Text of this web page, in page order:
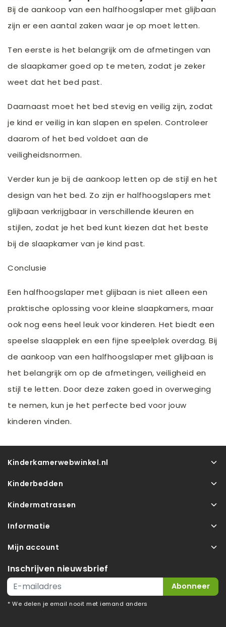
Bij de aankoop van een halfhoogslaper met glijbaan
zijn er een aantal zaken waar je op moet letten.
Ten eerste is het belangrijk om de afmetingen van
de slaapkamer goed op te meten, zodat je zeker
weet dat het bed past.
Daarnaast moet het bed stevig en veilig zijn, zodat
je kind er veilig in kan slapen en spelen. Controleer
daarom of het bed voldoet aan de
veiligheidsnormen.
Verder kun je bij de aankoop letten op de stijl en het
design van het bed. Zo zijn er halfhoogslapers met
glijbaan verkrijgbaar in verschillende kleuren en
stijlen, zodat je het bed kunt kiezen dat het beste
bij de slaapkamer van je kind past.
Conclusie
Een halfhoogslaper met glijbaan is niet alleen een
praktische oplossing voor kleine slaapkamers, maar
ook nog eens heel leuk voor kinderen. Het biedt een
speelse slaapplek en een fijne speelplek overdag. Bij
de aankoop van een halfhoogslaper met glijbaan is
het belangrijk om op de afmetingen, veiligheid en
stijl te letten. Door deze zaken goed in overweging
te nemen, kun je het perfecte bed voor jouw
kinderen vinden.
Kinderkamerwebwinkel.nl
Kinderbedden
Kindermatrassen
Informatie
Mijn account
Inschrijven nieuwsbrief
Abonneer
* We delen je email nooit met iemand anders